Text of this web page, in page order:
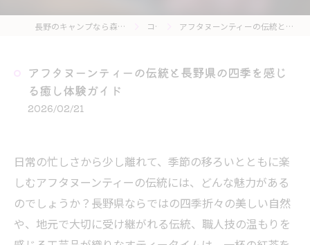
長野のキャンプなら森の灯キャンプ場・茶亭 森の灯 コラム アフタヌーンティーの伝統と長野県の四季を感じる癒し体験ガイド
アフタヌーンティーの伝統と長野県の四季を感じ
る癒し体験ガイド
2026/02/21
日常の忙しさから少し離れて、季節の移ろいとともに楽
しむアフタヌーンティーの伝統には、どんな魅力がある
のでしょうか？長野県ならではの四季折々の美しい自然
や、地元で大切に受け継がれる伝統、職人技の温もりを